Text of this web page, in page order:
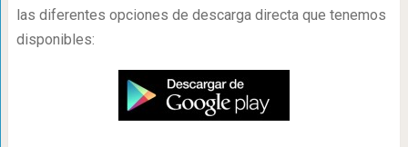
las diferentes opciones de descarga directa que tenemos
disponibles: